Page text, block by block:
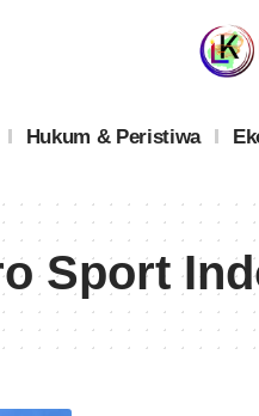
Hukum & Peristiwa
Sport